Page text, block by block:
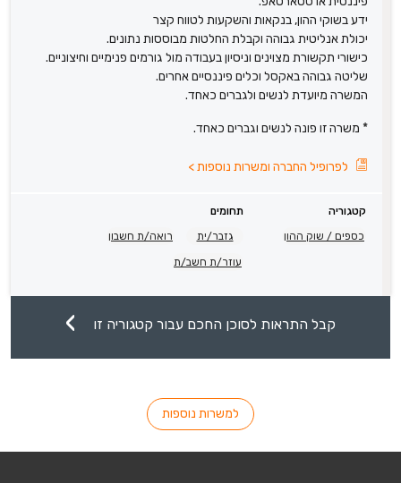
ידע בשוקי ההון, בנקאות והשקעות לטווח קצר
יכולת אנליטית גבוהה וקבלת החלטות מבוססות נתונים.
כישורי תקשורת מצוינים וניסיון בעבודה מול גורמים פנימיים וחיצוניים.
שליטה גבוהה באקסל וכלים פיננסיים אחרים.
המשרה מיועדת לנשים ולגברים כאחד.
* משרה זו פונה לנשים וגברים כאחד.
לפרופיל החברה ומשרות נוספות>
קטגוריה
תחומים
כספים / שוק ההון
גזבר/ית רואה/ת חשבון
עוזר/ת חשב/ת
קבל התראות לסוכן החכם עבור קטגוריה זו
למשרות נוספות